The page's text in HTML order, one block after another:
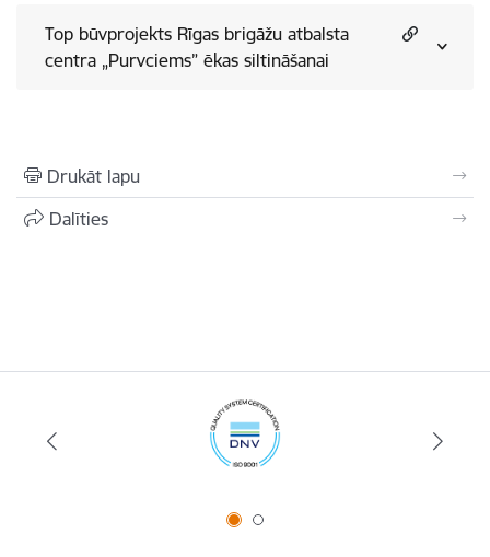
Top būvprojekts Rīgas brigāžu atbalsta
centra „Purvciems” ēkas siltināšanai
Drukāt lapu
Dalīties